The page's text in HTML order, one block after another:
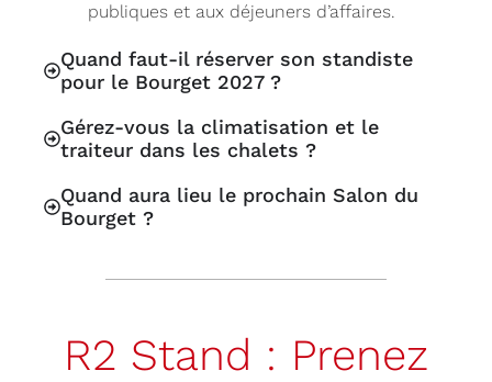
publiques et aux déjeuners d’affaires.
Quand faut-il réserver son standiste
pour le Bourget 2027 ?
Gérez-vous la climatisation et le
traiteur dans les chalets ?
Quand aura lieu le prochain Salon du
Bourget ?
R2 Stand : Prenez